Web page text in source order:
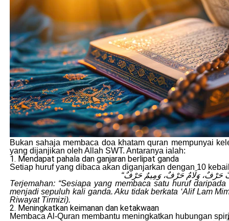
Bukan sahaja membaca doa khatam quran mempunyai
yang dijanjikan oleh Allah SWT. Antaranya ialah:
1. Mendapat pahala dan ganjaran berlipat ganda
Setiap huruf yang dibaca akan diganjarkan dengan 10
Terjemahan: “Sesiapa yang membaca satu huruf
menjadi sepuluh kali ganda. Aku tidak berkata ‘Alif Lam
Riwayat Tirmizi).
2. Meningkatkan keimanan dan ketakwaan
Membaca Al-Quran membantu meningkatkan hubungan